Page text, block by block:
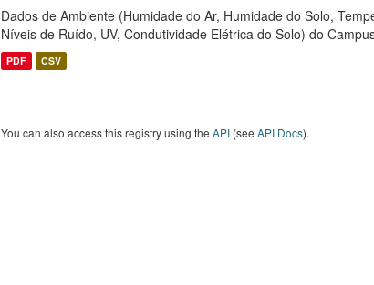
Dados de Ambiente (Humidade do Ar, Humidade do Solo,
Níveis de Ruído, UV, Condutividade Elétrica do Solo) do
PDF CSV
You can also access this registry using the API (see API Docs).